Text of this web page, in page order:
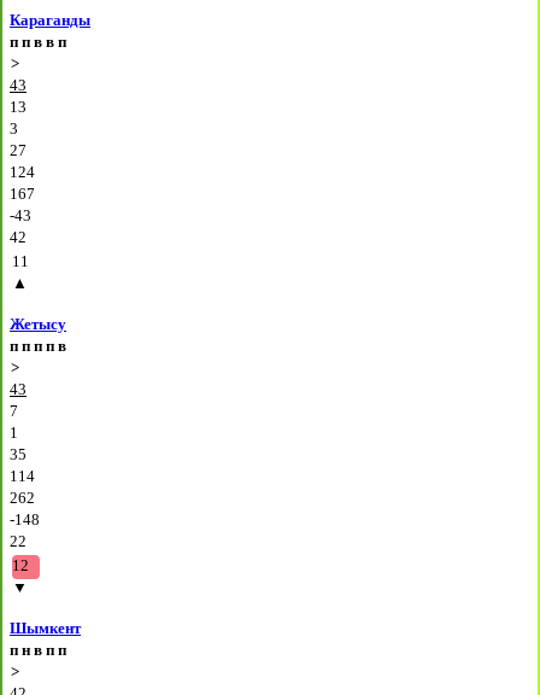
Караганды
п п в в п
>
43
13
3
27
124
167
-43
42
11
▲
Жетысу
п п п п в
>
43
7
1
35
114
262
-148
22
12
▼
Шымкент
п н в п п
>